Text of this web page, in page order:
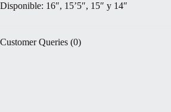
Disponible: 16″, 15’5″, 15″ y 14″
Customer Queries (0)